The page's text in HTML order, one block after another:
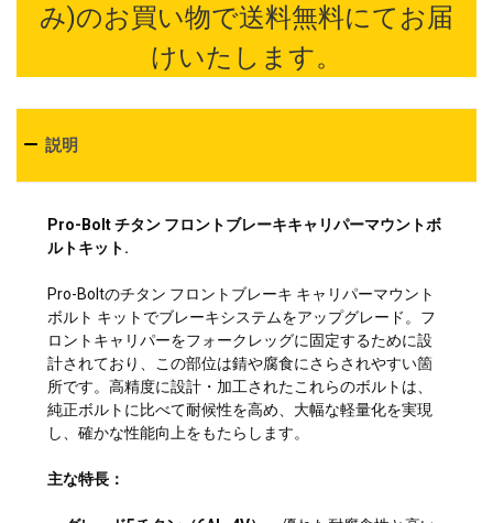
み)のお買い物で送料無料にてお届
けいたします。
説明
Pro-Bolt チタン フロントブレーキキャリパーマウントボ
ルトキット.
Pro-Boltのチタン フロントブレーキ キャリパーマウント
ボルト キットでブレーキシステムをアップグレード。フ
ロントキャリパーをフォークレッグに固定するために設
計されており、この部位は錆や腐食にさらされやすい箇
所です。高精度に設計・加工されたこれらのボルトは、
純正ボルトに比べて耐候性を高め、大幅な軽量化を実現
し、確かな性能向上をもたらします。
主な特長：